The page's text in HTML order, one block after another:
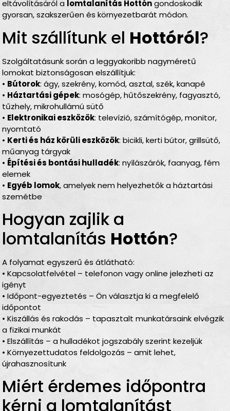
eltávolításáról a lomtalanítás Hottóngondoskodik
gyorsan, szakszerűen és környezetbarát módon.
Mit szállítunk el Hottóról?
Szolgáltatásunk során a leggyakoribb nagyméretű
lomokat biztonságosan elszállítjuk:
• Bútorok: ágy, szekrény, komód, asztal, szék, kanapé
• Háztartási gépek: mosógép, hűtőszekrény, fagyasztó,
tűzhely, mikrohullámú sütő
• Elektronikai eszközök: televízió, számítógép, monitor,
nyomtató
• Kerti és ház körüli eszközök: bicikli, kerti bútor, grillsütő,
műanyag tárgyak
• Építési és bontási hulladék: nyílászárók, faanyag, fém
elemek
• Egyéb lomok, amelyek nem helyezhetők a háztartási
szemétbe
Hogyan zajlik a
lomtalanítás Hottón?
A folyamat egyszerű és átlátható:
• Kapcsolatfelvétel – telefonon vagy online jelezheti az
igényt
• Időpont-egyeztetés – Ön választja ki a megfelelő
időpontot
• Kiszállás és rakodás – tapasztalt munkatársaink elvégzik
a fizikai munkát
• Elszállítás – a hulladékot jogszabály szerint kezeljük
• Környezettudatos feldolgozás – amit lehet,
újrahasznosítunk
Miért érdemes időpontra
kérni a lomtalanítást